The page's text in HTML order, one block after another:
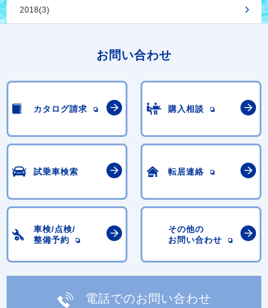
2018(3)
お問い合わせ
カタログ請求 購入相談
試乗車検索 転居連絡
車検/点検/
整備予約
その他の
お問い合わせ
電話でのお問い合わせ